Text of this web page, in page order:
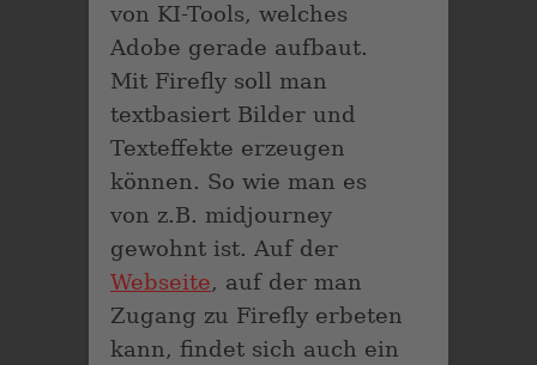
von KI-Tools, welches
Adobe gerade aufbaut.
Mit Firefly soll man
textbasiert Bilder und
Texteffekte erzeugen
können. So wie man es
von z.B. midjourney
gewohnt ist. Auf der
Webseite, auf der man
Zugang zu Firefly erbeten
kann, findet sich auch ein